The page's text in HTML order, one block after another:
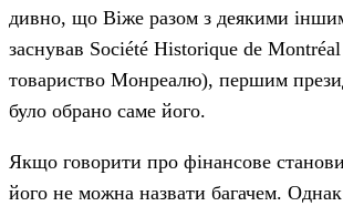
дивно, що Віже разом з деякими
заснував Société Historique de
товариство Монреалю), першим
було обрано саме його.
Якщо говорити про фінансове
його не можна назвати багачем. Однак